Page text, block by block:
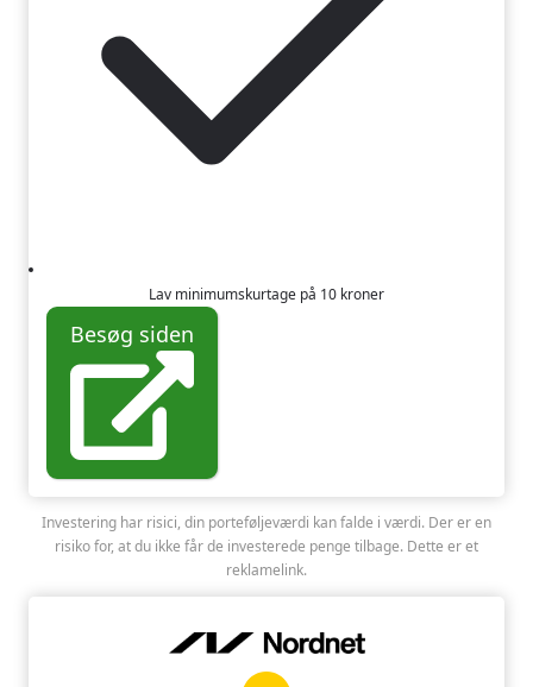
Lav minimumskurtage på 10 kroner
Besøg siden
Investering har risici, din porteføljeværdi kan falde i værdi. Der er en
risiko for, at du ikke får de investerede penge tilbage. Dette er et
reklamelink.